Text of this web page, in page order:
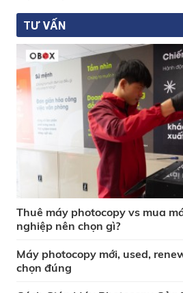
TƯ VẤN
Thuê máy photocopy vs mua
nghiệp nên chọn gì?
Máy photocopy mới, used,
chọn đúng